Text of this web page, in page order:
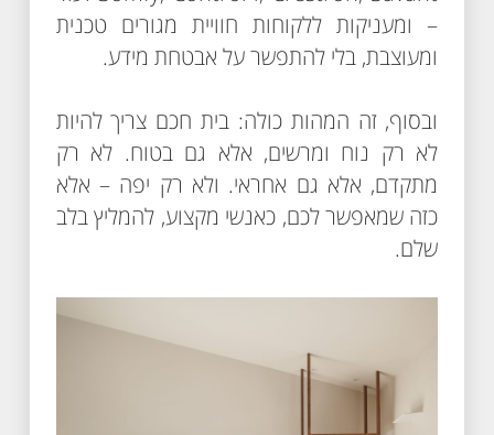
– ומעניקות ללקוחות חוויית מגורים טכנית
ומעוצבת, בלי להתפשר על אבטחת מידע.
ובסוף, זה המהות כולה: בית חכם צריך להיות
לא רק נוח ומרשים, אלא גם בטוח. לא רק
מתקדם, אלא גם אחראי. ולא רק יפה – אלא
כזה שמאפשר לכם, כאנשי מקצוע, להמליץ בלב
שלם.